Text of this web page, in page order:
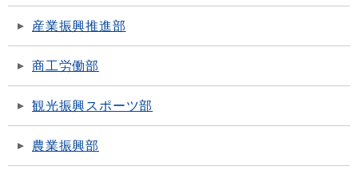
産業振興推進部
商工労働部
観光振興スポーツ部
農業振興部